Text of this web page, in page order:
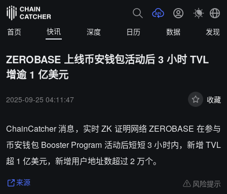
首页 快讯 深度 日历 数据 发现
ZEROBASE 上线币安钱包活动后 3 小时 TVL
增逾 1 亿美元
2025-09-25 04:11:47 收藏
ChainCatcher 消息，实时 ZK 证明网络 ZEROBASE 在参与
币安钱包 Booster Program 活动后短短 3 小时内，新增 TVL
超 1 亿美元，新增用户地址数超过 2 万个。
来源 风险提示